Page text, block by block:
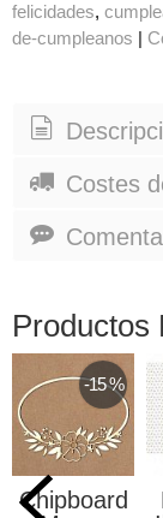
felicidades
de-cumpleanos |
Costes
Productos
-15 %
Chipboard